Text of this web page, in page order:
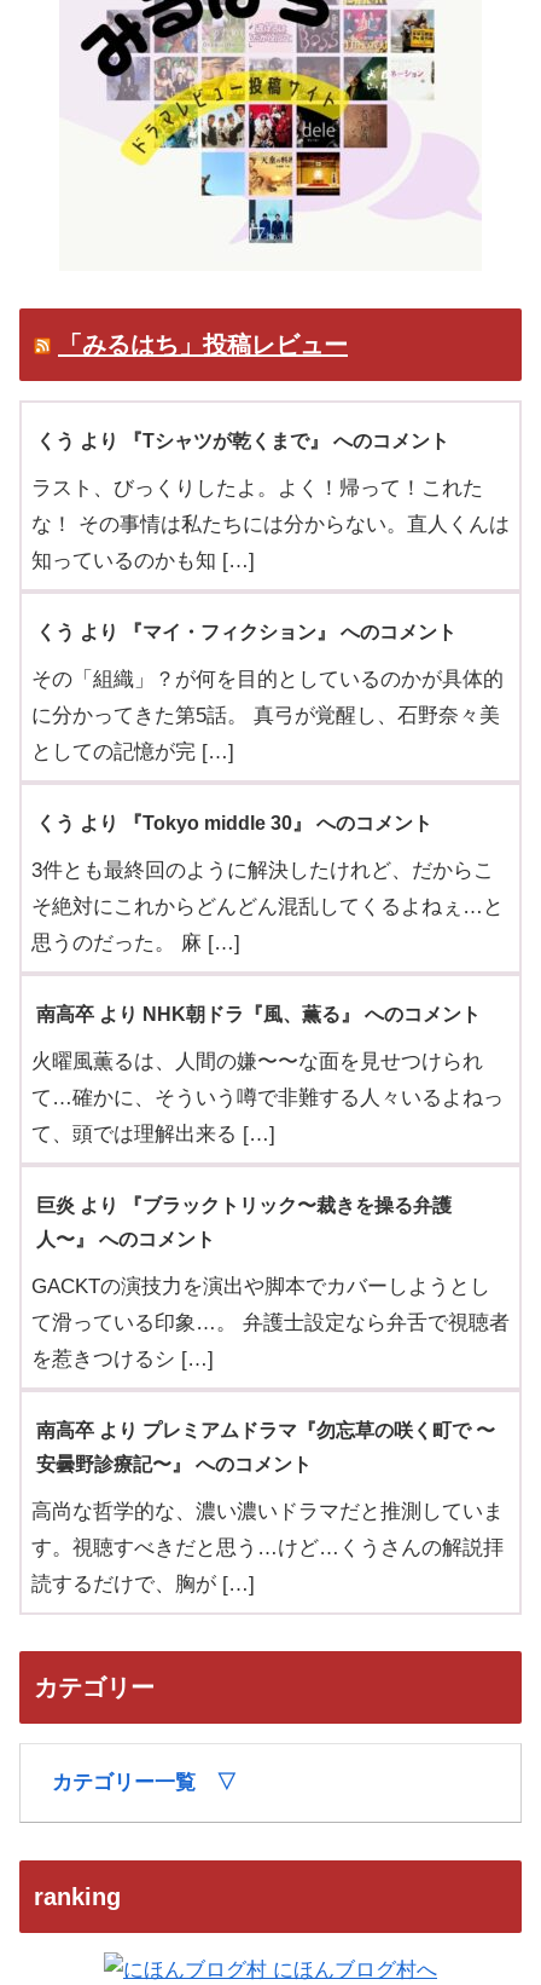
「みるはち」投稿レビュー
くう より 『Tシャツが乾くまで』 へのコメント
ラスト、びっくりしたよ。よく！帰って！これた
な！ その事情は私たちには分からない。直人くんは
知っているのかも知 […]
くう より 『マイ・フィクション』 へのコメント
その「組織」？が何を目的としているのかが具体的
に分かってきた第5話。 真弓が覚醒し、石野奈々美
としての記憶が完 […]
くう より 『Tokyo middle 30』 へのコメント
3件とも最終回のように解決したけれど、だからこ
そ絶対にこれからどんどん混乱してくるよねぇ…と
思うのだった。 麻 […]
南高卒 より NHK朝ドラ『風、薫る』 へのコメント
火曜風薫るは、人間の嫌〜〜な面を見せつけられ
て…確かに、そういう噂で非難する人々いるよねっ
て、頭では理解出来る […]
巨炎 より 『ブラックトリック〜裁きを操る弁護
人〜』 へのコメント
GACKTの演技力を演出や脚本でカバーしようとし
て滑っている印象…。 弁護士設定なら弁舌で視聴者
を惹きつけるシ […]
南高卒 より プレミアムドラマ『勿忘草の咲く町で 〜
安曇野診療記〜』 へのコメント
高尚な哲学的な、濃い濃いドラマだと推測していま
す。視聴すべきだと思う…けど…くうさんの解説拝
読するだけで、胸が […]
カテゴリー
カテゴリー一覧 ▽
ranking